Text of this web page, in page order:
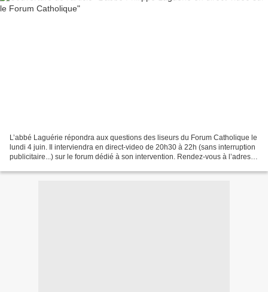
L’abbé Laguérie répondra aux questions des liseurs du Forum Catholique le
lundi 4 juin. Il interviendra en direct-video de 20h30 à 22h (sans interruption
publicitaire...) sur le forum dédié à son intervention. Rendez-vous à l’adresse